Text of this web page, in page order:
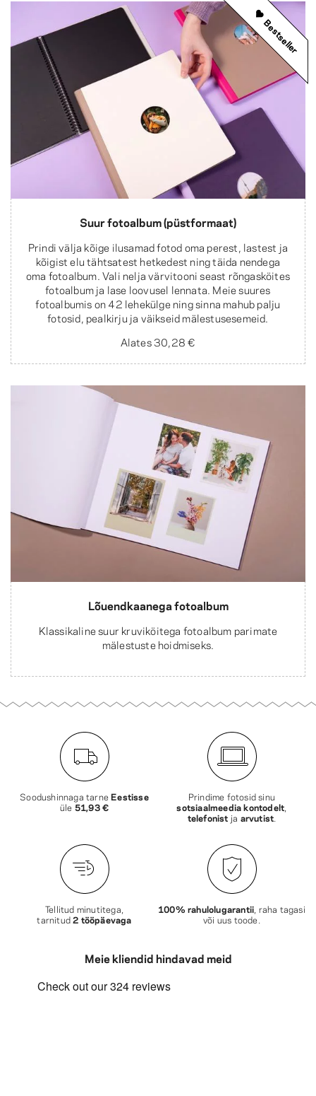
Suur fotoalbum (püstformaat)
Prindi välja kõige ilusamad fotod oma perest, lastest ja
kõigist elu tähtsatest hetkedest ning täida nendega
oma fotoalbum. Vali nelja värvitooni seast rõngasköites
fotoalbum ja lase loovusel lennata. Meie suures
fotoalbumis on 42 lehekülge ning sinna mahub palju
fotosid, pealkirju ja väikseid mälestusesemeid.
Alates30,28 €
Bestseller
Lõuendkaanega fotoalbum
Klassikaline suur kruviköitega fotoalbum parimate
mälestuste hoidmiseks.
Soodushinnaga tarne Eestisse
üle 51,93 €
Prindime fotosid sinu
sotsiaalmeedia kontodelt
telefonist ja arvutist
Tellitud minutitega,
tarnitud2 tööpäevaga
100% rahulolugarantii , raha tagasi
või uus toode.
Meie kliendid hindavad meid